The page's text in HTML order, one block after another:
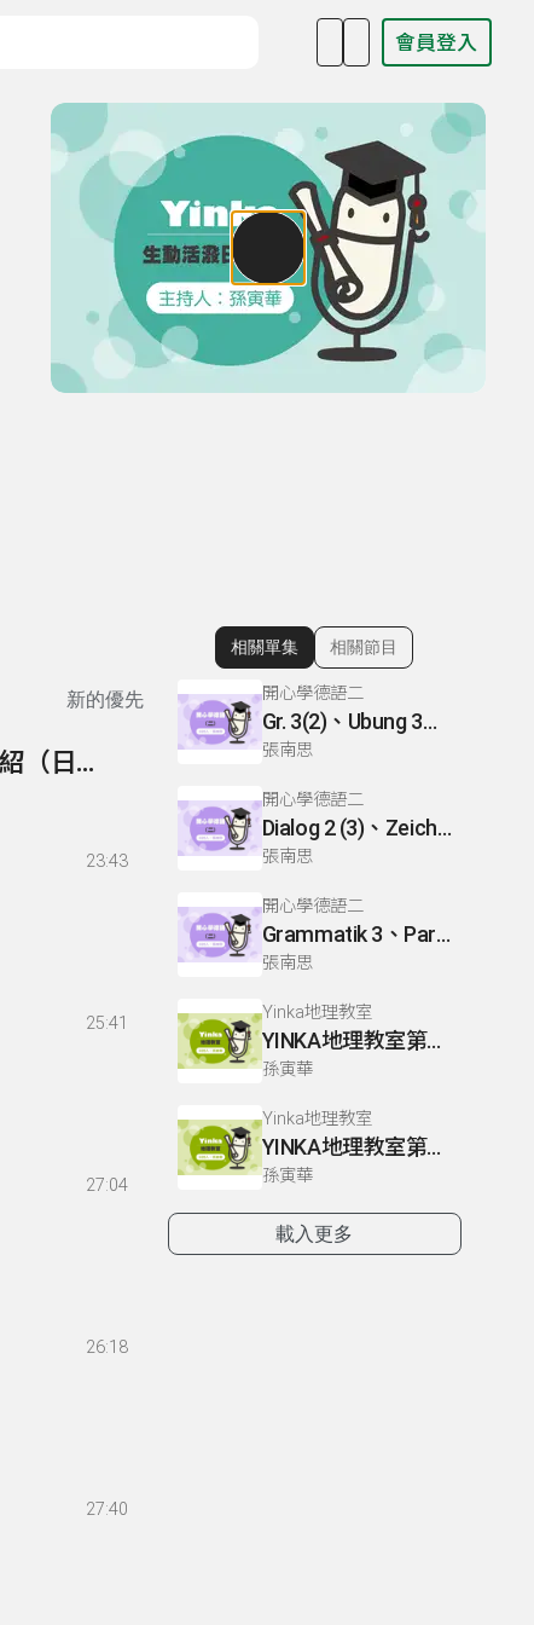
會員登入
新的優先
167- Yinka生動活潑日語會話下冊 複習、新課程介紹（日本歷史教室）
23:43
25:41
27:04
26:18
27:40
顯示相關單集
相關單集 相關節目
開心學德語二
Gr. 3(2)、Ubung 3、Gr. 2(1)
張南思
開心學德語二
Dialog 2 (3)、Zeichnen: einen Mann、Lesetext 1(1)
張南思
開心學德語二
Grammatik 3、Partnerubungen Nr. 1, 3、Dialog 2(1)
張南思
Yinka地理教室
YINKA地理教室第一冊 P22-26
孫寅華
Yinka地理教室
YINKA地理教室第一冊 P4-5
孫寅華
載入更多